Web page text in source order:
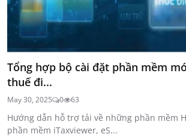
Tổng hợp bộ cài đặt phần mềm
thuế đi...
May 30, 2025 0 63
Hướng dẫn hỗ trợ tải về những phần mềm
phần mềm iTaxviewer, eS...